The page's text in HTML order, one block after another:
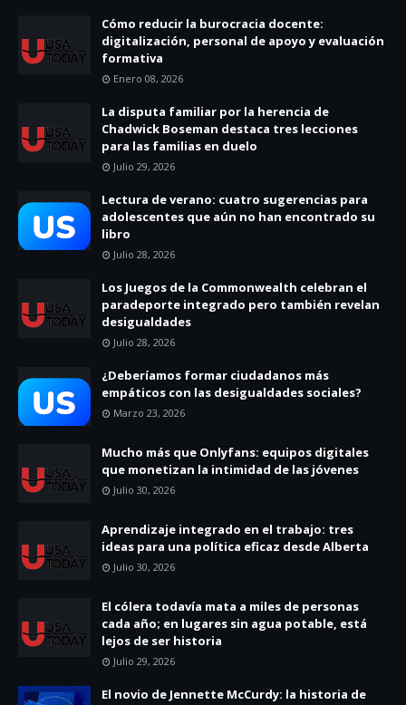
Cómo reducir la burocracia docente:
digitalización, personal de apoyo y evaluación
formativa
Enero 08, 2026
La disputa familiar por la herencia de
Chadwick Boseman destaca tres lecciones
para las familias en duelo
Julio 29, 2026
Lectura de verano: cuatro sugerencias para
adolescentes que aún no han encontrado su
libro
Julio 28, 2026
Los Juegos de la Commonwealth celebran el
paradeporte integrado pero también revelan
desigualdades
Julio 28, 2026
¿Deberíamos formar ciudadanos más
empáticos con las desigualdades sociales?
Marzo 23, 2026
Mucho más que Onlyfans: equipos digitales
que monetizan la intimidad de las jóvenes
Julio 30, 2026
Aprendizaje integrado en el trabajo: tres
ideas para una política eficaz desde Alberta
Julio 30, 2026
El cólera todavía mata a miles de personas
cada año; en lugares sin agua potable, está
lejos de ser historia
Julio 29, 2026
El novio de Jennette McCurdy: la historia de